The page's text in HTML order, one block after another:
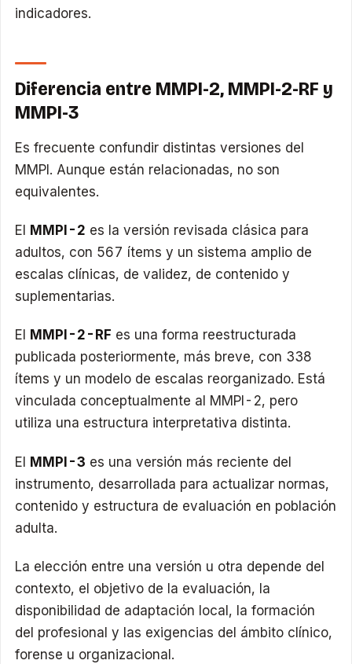
indicadores.
Diferencia entre MMPI-2, MMPI-2-RF y
MMPI-3
Es frecuente confundir distintas versiones del
MMPI. Aunque están relacionadas, no son
equivalentes.
El MMPI-2 es la versión revisada clásica para
adultos, con 567 ítems y un sistema amplio de
escalas clínicas, de validez, de contenido y
suplementarias.
El MMPI-2-RF es una forma reestructurada
publicada posteriormente, más breve, con 338
ítems y un modelo de escalas reorganizado. Está
vinculada conceptualmente al MMPI-2, pero
utiliza una estructura interpretativa distinta.
El MMPI-3 es una versión más reciente del
instrumento, desarrollada para actualizar normas,
contenido y estructura de evaluación en población
adulta.
La elección entre una versión u otra depende del
contexto, el objetivo de la evaluación, la
disponibilidad de adaptación local, la formación
del profesional y las exigencias del ámbito clínico,
forense u organizacional.